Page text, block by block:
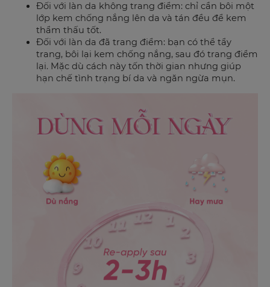
Đối với làn da không trang điểm: chỉ cần bôi một
lớp kem chống nắng lên da và tán đều để kem
thẩm thấu tốt.
Đối với làn da đã trang điểm: bạn có thể tẩy
trang, bôi lại kem chống nắng, sau đó trang điểm
lại. Mặc dù cách này tốn thời gian nhưng giúp
hạn chế tình trạng bí da và ngăn ngừa mụn.